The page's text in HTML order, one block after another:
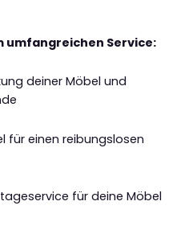
umfangreichen Service:
deiner Möbel und
für einen reibungslosen
für deine Möbel